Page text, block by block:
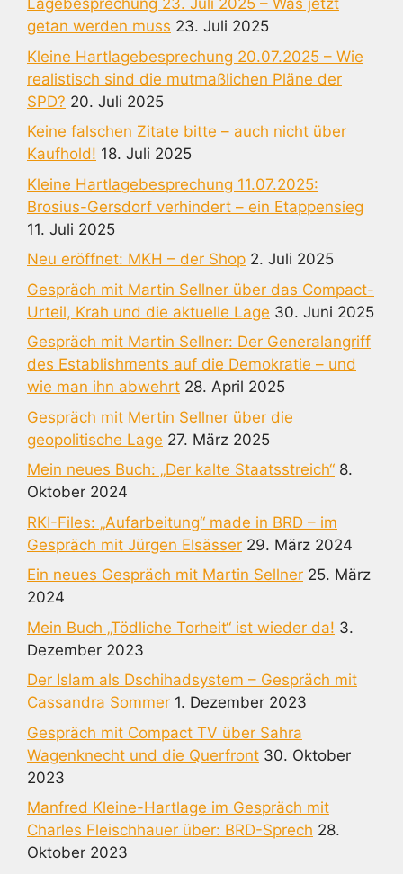
Lagebesprechung 23. Juli 2025 – Was jetzt
getan werden muss 23. Juli 2025
Kleine Hartlagebesprechung 20.07.2025 – Wie
realistisch sind die mutmaßlichen Pläne der
SPD? 20. Juli 2025
Keine falschen Zitate bitte – auch nicht über
Kaufhold! 18. Juli 2025
Kleine Hartlagebesprechung 11.07.2025:
Brosius-Gersdorf verhindert – ein Etappensieg
11. Juli 2025
Neu eröffnet: MKH – der Shop 2. Juli 2025
Gespräch mit Martin Sellner über das Compact-
Urteil, Krah und die aktuelle Lage 30. Juni 2025
Gespräch mit Martin Sellner: Der Generalangriff
des Establishments auf die Demokratie – und
wie man ihn abwehrt 28. April 2025
Gespräch mit Mertin Sellner über die
geopolitische Lage 27. März 2025
Mein neues Buch: „Der kalte Staatsstreich“ 8.
Oktober 2024
RKI-Files: „Aufarbeitung“ made in BRD – im
Gespräch mit Jürgen Elsässer 29. März 2024
Ein neues Gespräch mit Martin Sellner 25. März
2024
Mein Buch „Tödliche Torheit“ ist wieder da! 3.
Dezember 2023
Der Islam als Dschihadsystem – Gespräch mit
Cassandra Sommer 1. Dezember 2023
Gespräch mit Compact TV über Sahra
Wagenknecht und die Querfront 30. Oktober
2023
Manfred Kleine-Hartlage im Gespräch mit
Charles Fleischhauer über: BRD-Sprech 28.
Oktober 2023